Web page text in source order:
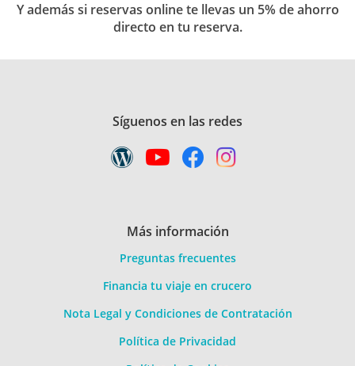
Y además si reservas online te llevas un 5% de ahorro
directo en tu reserva.
Síguenos en las redes
Más información
Preguntas frecuentes
Financia tu viaje en crucero
Nota Legal y Condiciones de Contratación
Política de Privacidad